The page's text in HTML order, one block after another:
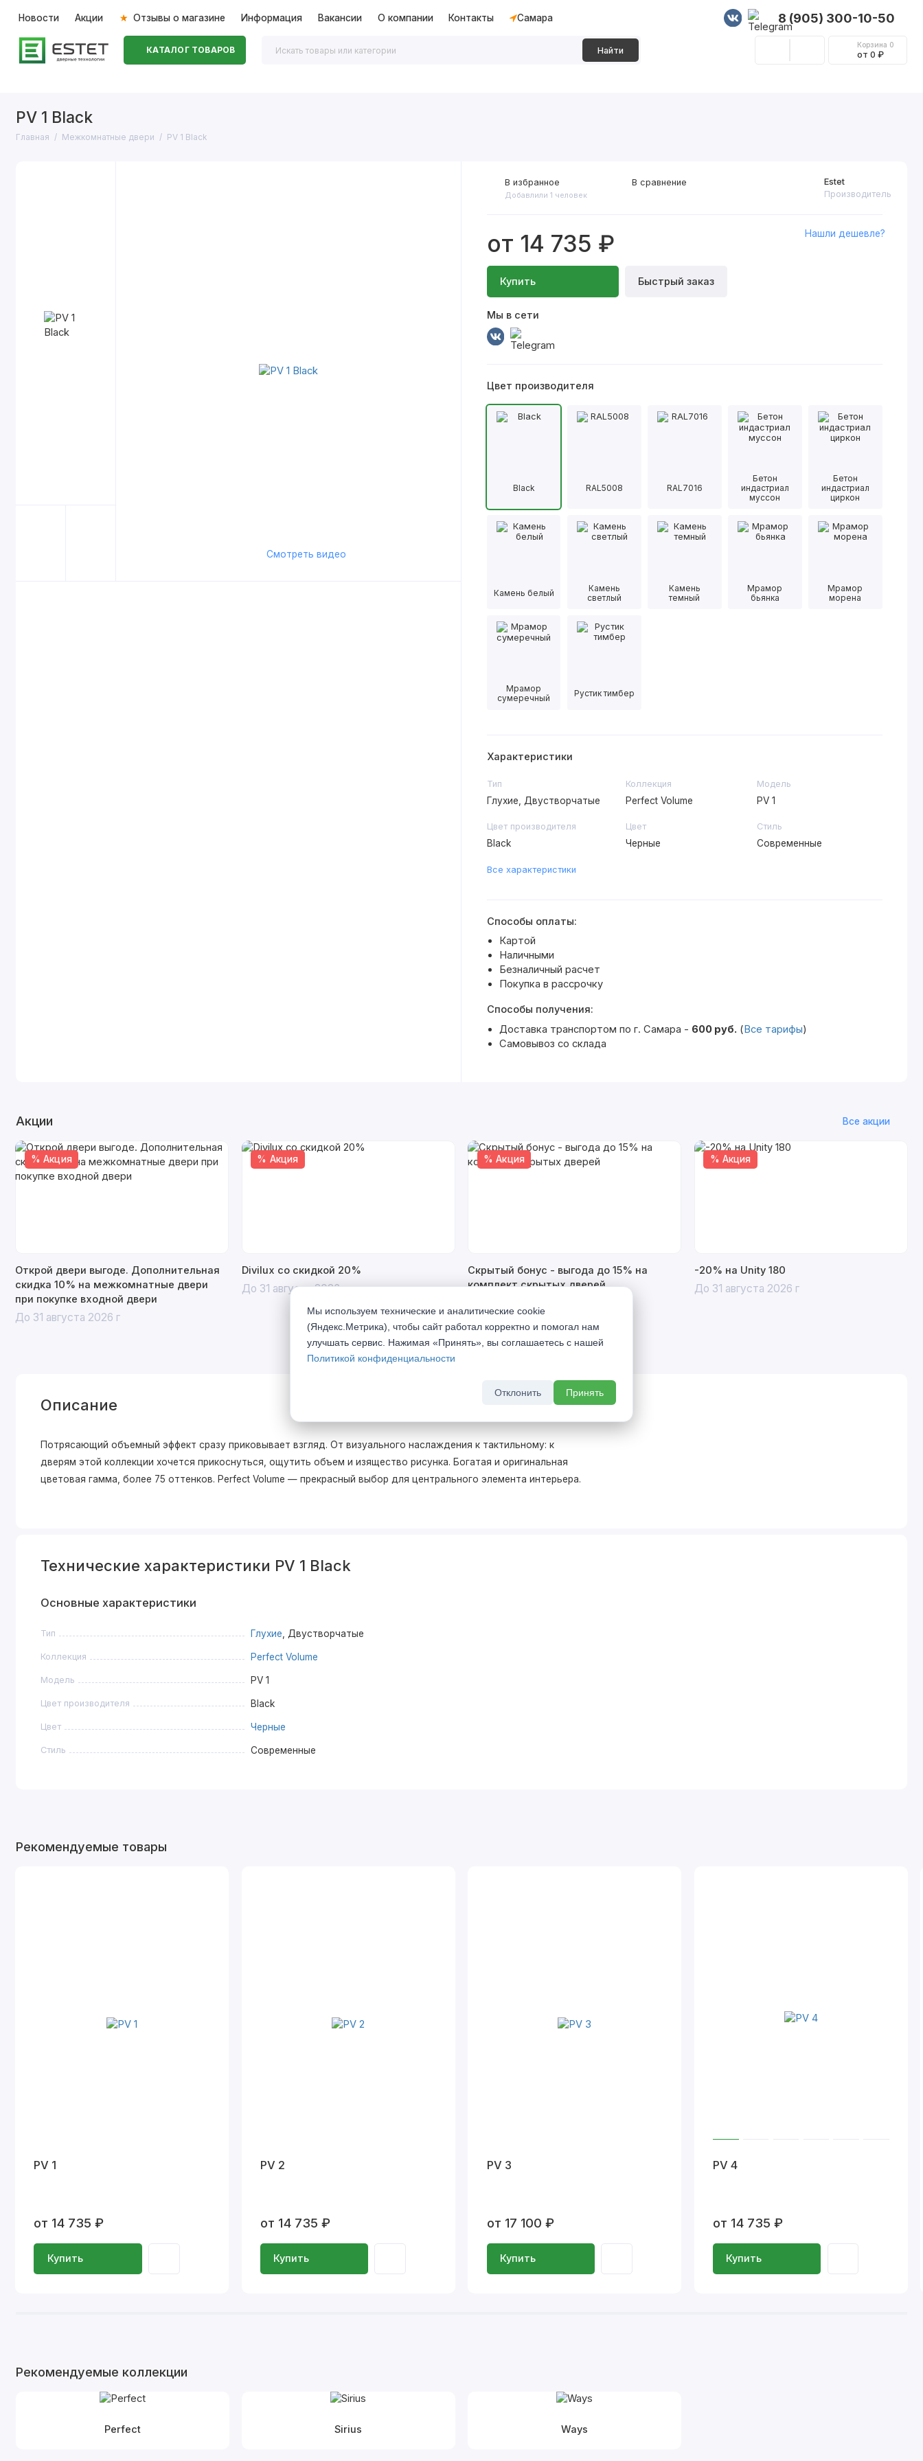
Новости Акции Отзывы о магазине Информация Вакансии О компании Контакты Самара 8 (905) 300-10-50
КАТАЛОГ ТОВАРОВ Найти
Корзина 0
от 0 ₽
PV 1 Black
Главная Межкомнатные двери PV 1 Black
Смотреть видео
Estet
Производитель
от 14 735 ₽
Купить Быстрый заказ
Нашли дешевле?
Мы в сети
В избранное
Добавлили 1 человек
В сравнение
Цвет производителя
Black RAL5008 RAL7016
Бетон
индастриал
муссон
Бетон
индастриал
циркон
Камень белый
Камень
светлый
Камень
темный
Мрамор
бьянка
Мрамор
морена
Мрамор
сумеречный
Рустик тимбер
Характеристики
Тип
Глухие, Двустворчатые
Коллекция
Perfect Volume
Модель
PV 1
Цвет производителя
Black
Цвет
Черные
Стиль
Современные
Все характеристики
Способы оплаты:
Картой
Наличными
Безналичный расчет
Покупка в рассрочку
Способы получения:
Доставка транспортом по г. Самара - 600 руб. (Все тарифы)
Самовывоз со склада
Акции Все акции
% Акция
Открой двери выгоде. Дополнительная
скидка 10% на межкомнатные двери
при покупке входной двери
До 31 августа 2026 г
% Акция
Divilux со скидкой 20%
До 31 августа 2026 г
% Акция
Скрытый бонус - выгода до 15% на
комплект скрытых дверей
% Акция
-20% на Unity 180
До 31 августа 2026 г
Описание
Потрясающий объемный эффект сразу приковывает взгляд. От визуального наслаждения к тактильному: к
дверям этой коллекции хочется прикоснуться, ощутить объем и изящество рисунка. Богатая и оригинальная
цветовая гамма, более 75 оттенков. Perfect Volume — прекрасный выбор для центрального элемента интерьера.
Технические характеристики PV 1 Black
Основные характеристики
Тип Глухие , Двустворчатые
Коллекция Perfect Volume
Модель PV 1
Цвет производителя Black
Цвет Черные
Стиль Современные
Рекомендуемые товары
PV 1
от 14 735 ₽
Купить
PV 2
от 14 735 ₽
Купить
PV 3
от 17 100 ₽
Купить
PV 4
от 14 735 ₽
Купить
Рекомендуемые коллекции
Perfect Sirius Ways
Мы используем технические и аналитические cookie
(Яндекс.Метрика), чтобы сайт работал корректно и помогал нам
улучшать сервис. Нажимая «Принять», вы соглашаетесь с нашей
Политикой конфиденциальности
Отклонить Принять